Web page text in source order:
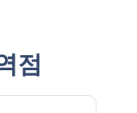
점